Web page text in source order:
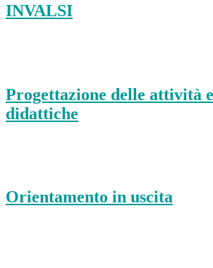
INVALSI
Progettazione delle attività
didattiche
Orientamento in uscita